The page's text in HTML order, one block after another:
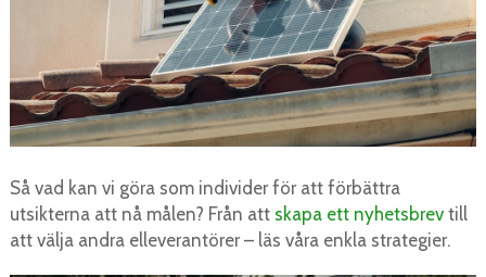
Så vad kan vi göra som individer för att förbättra
utsikterna att nå målen? Från att skapa ett nyhetsbrevtill
att välja andra elleverantörer – läs våra enkla strategier.